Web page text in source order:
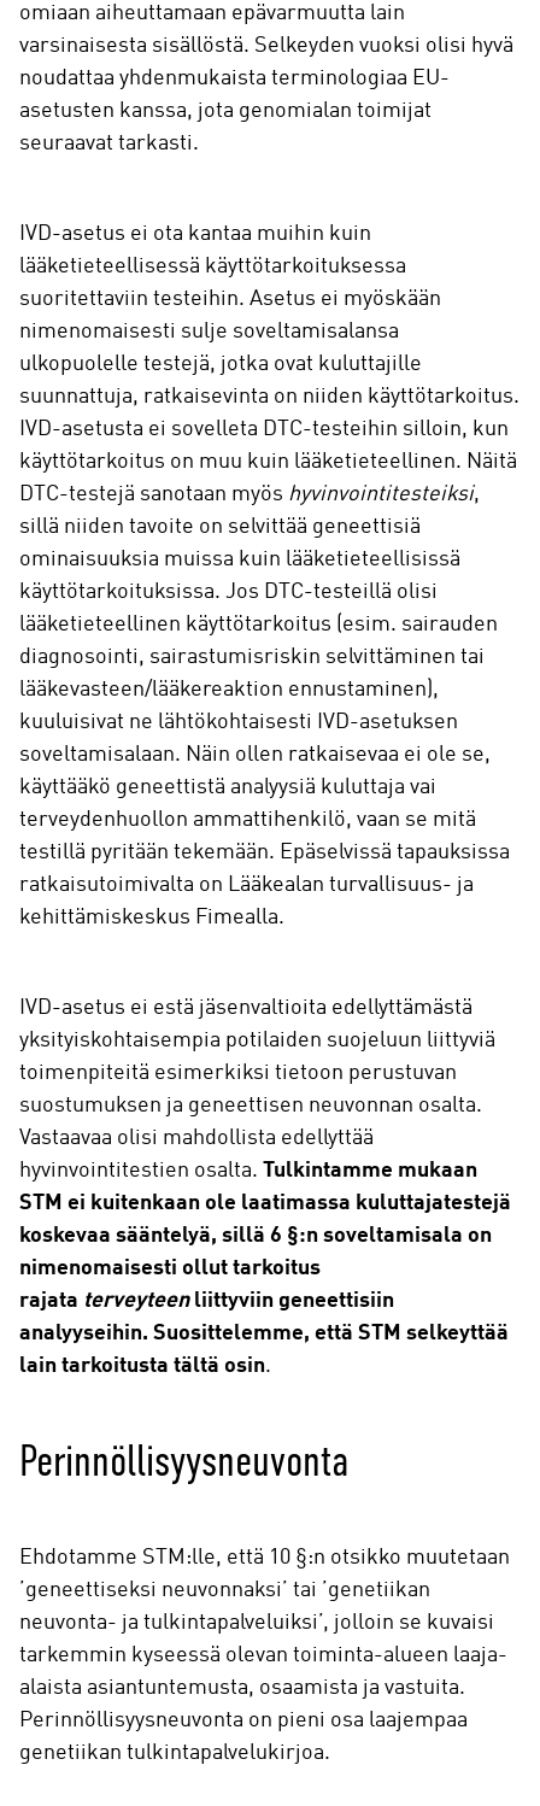
omiaan aiheuttamaan epävarmuutta lain
varsinaisesta sisällöstä. Selkeyden vuoksi olisi hyvä
noudattaa yhdenmukaista terminologiaa EU-
asetusten kanssa, jota genomialan toimijat
seuraavat tarkasti.
IVD-asetus ei ota kantaa muihin kuin
lääketieteellisessä käyttötarkoituksessa
suoritettaviin testeihin. Asetus ei myöskään
nimenomaisesti sulje soveltamisalansa
ulkopuolelle testejä, jotka ovat kuluttajille
suunnattuja, ratkaisevinta on niiden käyttötarkoitus.
IVD-asetusta ei sovelleta DTC-testeihin silloin, kun
käyttötarkoitus on muu kuin lääketieteellinen. Näitä
DTC-testejä sanotaan myös hyvinvointitesteiksi,
sillä niiden tavoite on selvittää geneettisiä
ominaisuuksia muissa kuin lääketieteellisissä
käyttötarkoituksissa. Jos DTC-testeillä olisi
lääketieteellinen käyttötarkoitus (esim. sairauden
diagnosointi, sairastumisriskin selvittäminen tai
lääkevasteen/lääkereaktion ennustaminen),
kuuluisivat ne lähtökohtaisesti IVD-asetuksen
soveltamisalaan. Näin ollen ratkaisevaa ei ole se,
käyttääkö geneettistä analyysiä kuluttaja vai
terveydenhuollon ammattihenkilö, vaan se mitä
testillä pyritään tekemään. Epäselvissä tapauksissa
ratkaisutoimivalta on Lääkealan turvallisuus- ja
kehittämiskeskus Fimealla.
IVD-asetus ei estä jäsenvaltioita edellyttämästä
yksityiskohtaisempia potilaiden suojeluun liittyviä
toimenpiteitä esimerkiksi tietoon perustuvan
suostumuksen ja geneettisen neuvonnan osalta.
Vastaavaa olisi mahdollista edellyttää
hyvinvointitestien osalta. Tulkintamme mukaan
STM ei kuitenkaan ole laatimassa kuluttajatestejä
koskevaa sääntelyä, sillä 6 §:n soveltamisala on
nimenomaisesti ollut tarkoitus
rajata terveyteen liittyviin geneettisiin
analyyseihin. Suosittelemme, että STM selkeyttää
lain tarkoitusta tältä osin.
Perinnöllisyysneuvonta
Ehdotamme STM:lle, että 10 §:n otsikko muutetaan
’geneettiseksi neuvonnaksi’ tai ’genetiikan
neuvonta- ja tulkintapalveluiksi’, jolloin se kuvaisi
tarkemmin kyseessä olevan toiminta-alueen laaja-
alaista asiantuntemusta, osaamista ja vastuita.
Perinnöllisyysneuvonta on pieni osa laajempaa
genetiikan tulkintapalvelukirjoa.